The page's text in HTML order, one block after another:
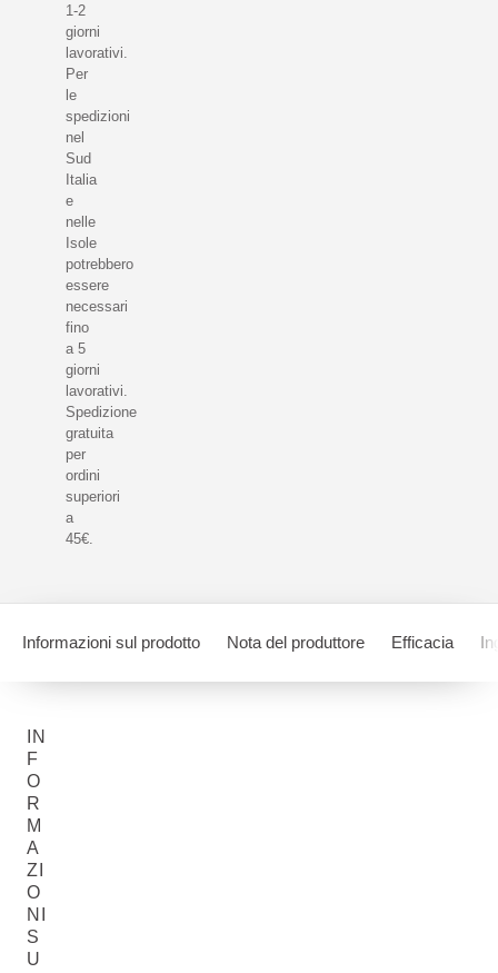
1-2
giorni
lavorativi.
Per
le
spedizioni
nel
Sud
Italia
e
nelle
Isole
potrebbero
essere
necessari
fino
a 5
giorni
lavorativi.
Spedizione
gratuita
per
ordini
superiori
a
45€.
Informazioni sul prodotto Nota del produttore Efficacia
IN
F
O
R
M
A
ZI
O
NI
S
U